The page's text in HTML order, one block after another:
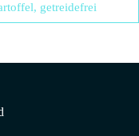
getreidefrei